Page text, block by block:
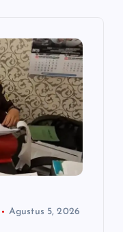
Agustus 5, 2026